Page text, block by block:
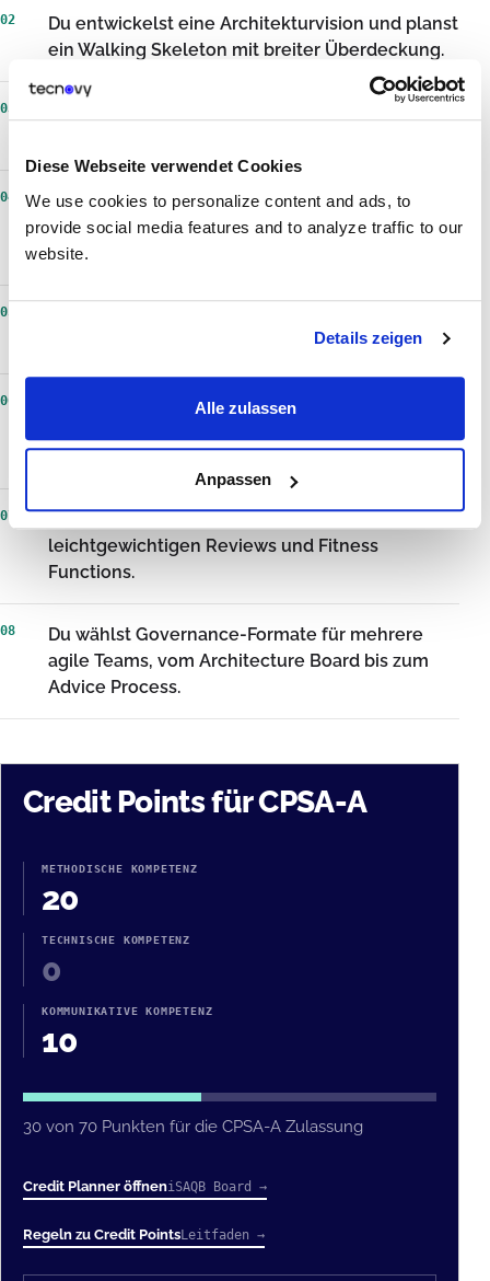
Diese Webseite verwendet Cookies
We use cookies to personalize content and ads, to
provide social media features and to analyze traffic to our
website.
Details zeigen
Alle zulassen
Anpassen
02
Du entwickelst eine Architekturvision und planst
ein Walking Skeleton mit breiter Überdeckung.
03
04
Du erkennst technische Schulden auf
Architekturebene und machst sie im Backlog
priorisierbar.
05
06
Du triffst Architekturentscheidungen just in time
fest.
07
Du bewertest Architektur laufend mit
leichtgewichtigen Reviews und Fitness
Functions.
08
Du wählst Governance-Formate für mehrere
agile Teams, vom Architecture Board bis zum
Advice Process.
Credit Points für CPSA-A
METHODISCHE KOMPETENZ
20
TECHNISCHE KOMPETENZ
0
KOMMUNIKATIVE KOMPETENZ
10
30 von 70 Punkten für die CPSA-A Zulassung
Credit Planner öffneniSAQB Board →
Regeln zu Credit PointsLeitfaden →